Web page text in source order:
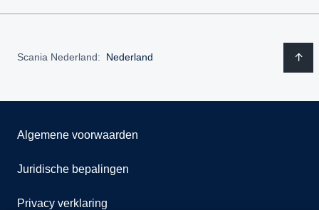
Scania Nederland: Nederland
Algemene voorwaarden
Juridische bepalingen
Privacy verklaring